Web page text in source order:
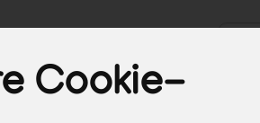
Cookie-